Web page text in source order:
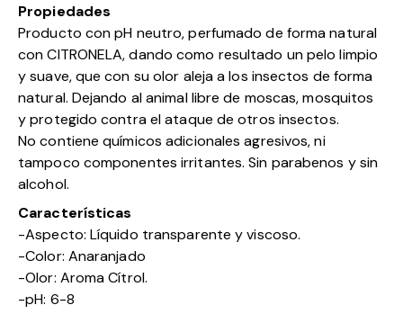
Propiedades
Producto con pH neutro, perfumado de forma natural
con CITRONELA, dando como resultado un pelo limpio
y suave, que con su olor aleja a los insectos de forma
natural. Dejando al animal libre de moscas, mosquitos
y protegido contra el ataque de otros insectos.
No contiene químicos adicionales agresivos, ni
tampoco componentes irritantes. Sin parabenos y sin
alcohol.
Características
-Aspecto: Líquido transparente y viscoso.
-Color: Anaranjado
-Olor: Aroma Cítrol.
-pH: 6-8